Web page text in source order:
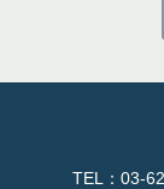
TEL：03-